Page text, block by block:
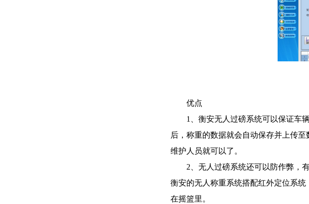
优点
1、衡安无人过磅系统可以保证车辆
后，称重的数据就会自动保存并上传
维护人员就可以了。
2、无人过磅系统还可以防作弊，有
衡安的无人称重系统搭配红外定位系
在摇篮里。